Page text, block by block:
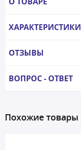
ХАРАКТЕРИСТИКИ
ОТЗЫВЫ
ВОПРОС - ОТВЕТ
Похожие товары